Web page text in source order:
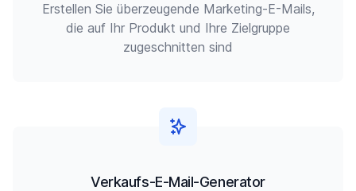
Erstellen Sie überzeugende Marketing-E-Mails,
die auf Ihr Produkt und Ihre Zielgruppe
zugeschnitten sind
Verkaufs-E-Mail-Generator